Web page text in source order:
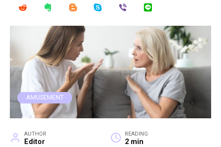
AMUSEMENT
AUTHOR
Editor
READING
2 min